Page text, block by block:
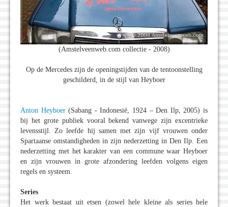
(Amstelveenweb.com collectie - 2008)
Op de Mercedes zijn de openingstijden van de tentoonstelling
geschilderd, in de stijl van Heyboer
Anton Heyboer(Sabang - Indonesië, 1924 – Den Ilp, 2005) is
bij het grote publiek vooral bekend vanwege zijn excentrieke
levensstijl. Zo leefde hij samen met zijn vijf vrouwen onder
Spartaanse omstandigheden in zijn nederzetting in Den Ilp. Een
nederzetting met het karakter van een commune waar Heyboer
en zijn vrouwen in grote afzondering leefden volgens eigen
regels en systeem.
Series
Het werk bestaat uit etsen (zowel hele kleine als series hele